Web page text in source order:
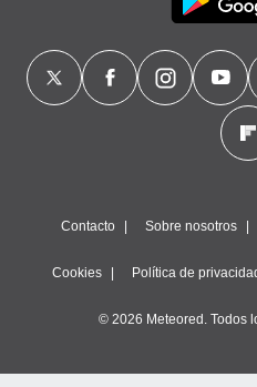
Contacto Sobre nosotros
Cookies Política de
© 2026 Meteored. Todos